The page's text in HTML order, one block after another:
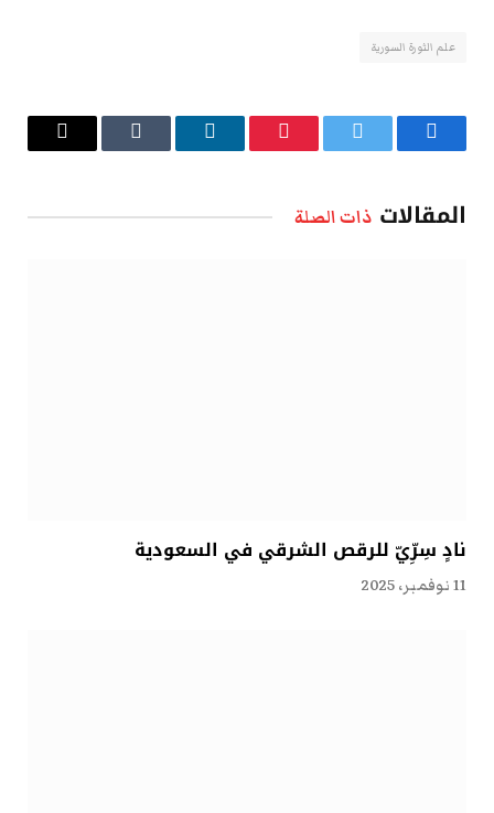
علم الثورة السورية
فيسبوك تويتر بينتيريستلينكدإن Tumblr
البريد
المقالات ذات الصلة
نادٍ سِرِّيّ للرقص الشرقي في السعودية
11 نوفمبر، 2025